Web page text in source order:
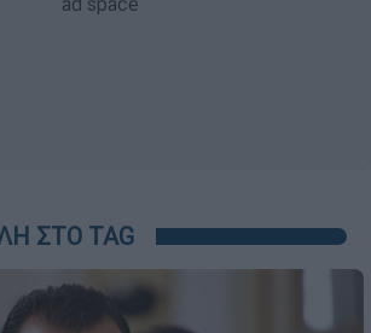
ΣΤΟ TAG